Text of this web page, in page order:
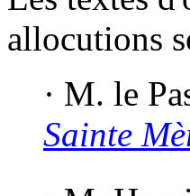
allocutions
· M. le
Sainte